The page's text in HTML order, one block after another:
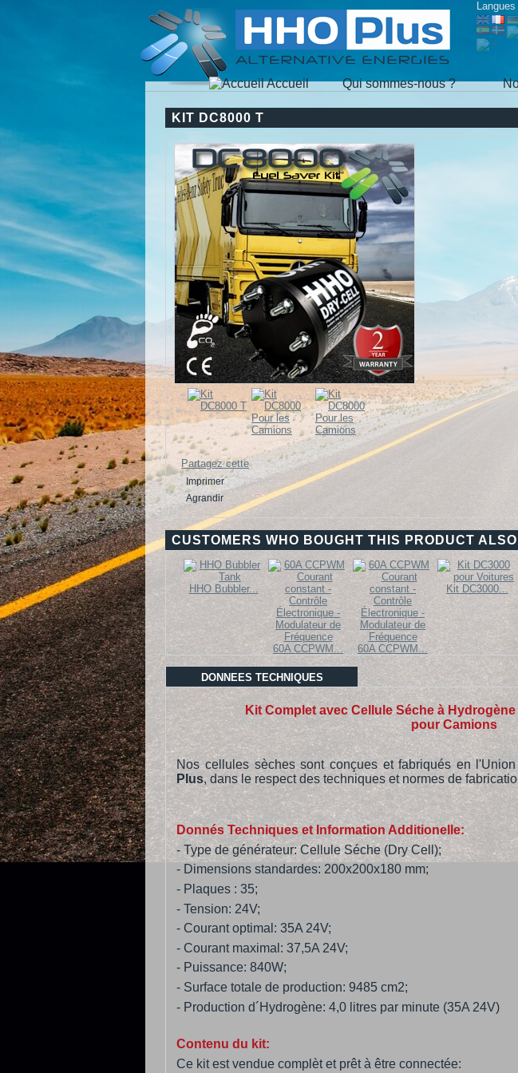
Langues
Accueil Qui sommes-nous ?
KIT DC8000 T
Partagez cette
Imprimer
Agrandir
CUSTOMERS WHO BOUGHT THIS PRODUCT
HHO Bubbler...
60A CCPWM... 60A CCPWM...
Kit DC3000...
DONNEES TECHNIQUES
Kit Complet avec Cellule Séche à
pour Camions
Nos cellules sèches sont conçues et fabriqués en
Plus, dans le respect des techniques et normes de
Donnés Techniques et Information Additionelle:
- Type de générateur: Cellule Séche (Dry Cell);
- Dimensions standardes: 200x200x180 mm;
- Plaques : 35;
- Tension: 24V;
- Courant optimal: 35A 24V;
- Courant maximal: 37,5A 24V;
- Puissance: 840W;
- Surface totale de production: 9485 cm2;
- Production d´Hydrogène: 4,0 litres par minute (35A 24V)
Contenu du kit:
Ce kit est vendue complèt et prêt à être connectée: